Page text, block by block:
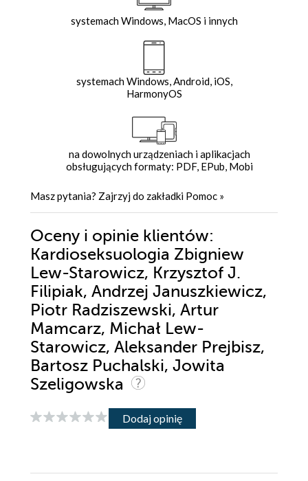
systemach Windows, MacOS i innych
systemach Windows, Android, iOS,
HarmonyOS
na dowolnych urządzeniach i aplikacjach
obsługujących formaty: PDF, EPub, Mobi
Masz pytania? Zajrzyj do zakładki Pomoc »
Oceny i opinie klientów:
Kardioseksuologia Zbigniew
Lew-Starowicz, Krzysztof J.
Filipiak, Andrzej Januszkiewicz,
Piotr Radziszewski, Artur
Mamcarz, Michał Lew-
Starowicz, Aleksander Prejbisz,
Bartosz Puchalski, Jowita
Szeligowska
Dodaj opinię